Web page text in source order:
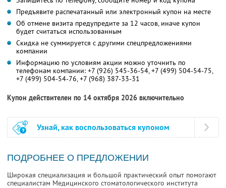
Предъявите распечатанный или электронный купон на месте
Об отмене визита предупредите за 12 часов, иначе купон
будет считаться использованным
Скидка не суммируется с другими спецпредложениями
компании
Информацию по условиям акции можно уточнить по
телефонам компании: +7 (926) 545-36-54,+7 (499) 504-54-75,
+7 (499) 504-54-76,+7 (968) 387-33-31
Купон действителен по 14 октября 2026 включительно
Узнай, как воспользоваться купоном
ПОДРОБНЕЕ О ПРЕДЛОЖЕНИИ
Широкая специализация и большой практический опыт помогают
специалистам Медицинского стоматологического института